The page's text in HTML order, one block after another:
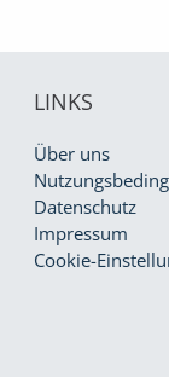
LINKS
Über uns
Datenschutz
Impressum
Cookie-